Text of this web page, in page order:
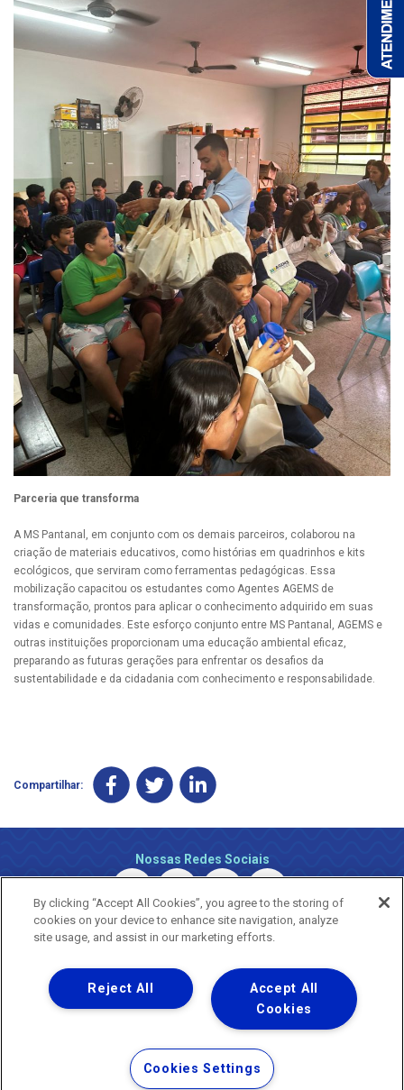
Parceria que transforma
A MS Pantanal, em conjunto com os demais parceiros, colaborou na
criação de materiais educativos, como histórias em quadrinhos e kits
ecológicos, que serviram como ferramentas pedagógicas. Essa
mobilização capacitou os estudantes como Agentes AGEMS de
transformação, prontos para aplicar o conhecimento adquirido em suas
vidas e comunidades. Este esforço conjunto entre MS Pantanal, AGEMS e
outras instituições proporcionam uma educação ambiental eficaz,
preparando as futuras gerações para enfrentar os desafios da
sustentabilidade e da cidadania com conhecimento e responsabilidade.
Compartilhar:
Nossas Redes Sociais
Uma empresa
Copyright ® 2026 - Todos os Direitos Reservados.
Nossa natureza movimenta a vida
Termos Gerais de Uso de Sites e Aplicativos
Política de Privacidade e Proteção de Dados
By clicking “Accept All Cookies”, you agree to the storing of
cookies on your device to enhance site navigation, analyze
site usage, and assist in our marketing efforts.
Accept All
Cookies
Reject All
Cookies Settings